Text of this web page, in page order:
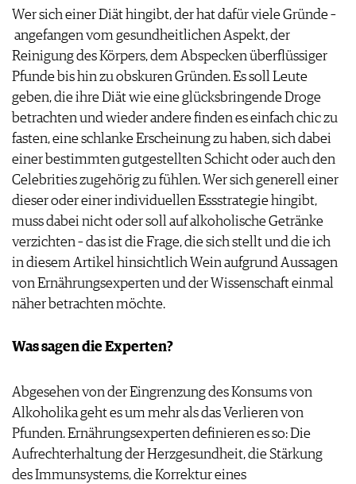
AGB & DATENSCHUTZ
FAQ
Wer sich einer Diät hingibt, der hat dafür viele Gründe –
angefangen vom gesundheitlichen Aspekt, der
Reinigung des Körpers, dem Abspecken überflüssiger
Pfunde bis hin zu obskuren Gründen. Es soll Leute
geben, die ihre Diät wie eine glücksbringende Droge
betrachten und wieder andere finden es einfach chic zu
fasten, eine schlanke Erscheinung zu haben, sich dabei
einer bestimmten gutgestellten Schicht oder auch den
Celebrities zugehörig zu fühlen. Wer sich generell einer
dieser oder einer individuellen Essstrategie hingibt,
muss dabei nicht oder soll auf alkoholische Getränke
verzichten – das ist die Frage, die sich stellt und die ich
in diesem Artikel hinsichtlich Wein aufgrund Aussagen
von Ernährungsexperten und der Wissenschaft einmal
näher betrachten möchte.
Was sagen die Experten?
Abgesehen von der Eingrenzung des Konsums von
Alkoholika geht es um mehr als das Verlieren von
Pfunden. Ernährungsexperten definieren es so: Die
Aufrechterhaltung der Herzgesundheit, die Stärkung
des Immunsystems, die Korrektur eines